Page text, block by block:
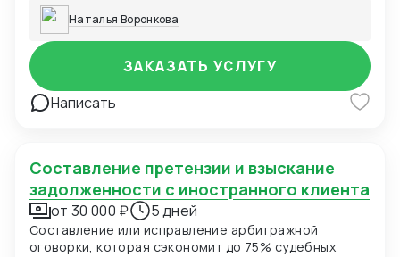
Наталья Воронкова
Написать
ЗАКАЗАТЬ УСЛУГУ
Составление претензии и взыскание
задолженности с иностранного клиента
от 30 000 ₽ 5 дней
Составление или исправление арбитражной
оговорки, которая сэкономит до 75% судебных